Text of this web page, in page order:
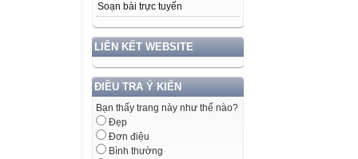
Soạn bài trực tuyến
LIÊN KẾT WEBSITE
ĐIỀU TRA Ý KIẾN
Bạn thấy trang này như thế nào?
Đẹp
Đơn điệu
Bình thường